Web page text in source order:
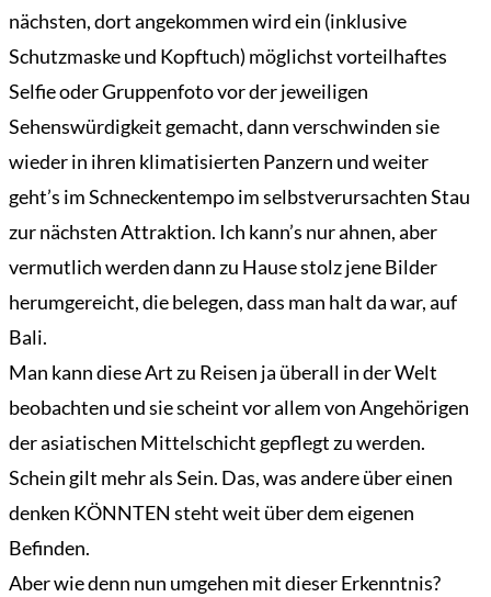
nächsten, dort angekommen wird ein (inklusive
Schutzmaske und Kopftuch) möglichst vorteilhaftes
Selfie oder Gruppenfoto vor der jeweiligen
Sehenswürdigkeit gemacht, dann verschwinden sie
wieder in ihren klimatisierten Panzern und weiter
geht’s im Schneckentempo im selbstverursachten Stau
zur nächsten Attraktion. Ich kann’s nur ahnen, aber
vermutlich werden dann zu Hause stolz jene Bilder
herumgereicht, die belegen, dass man halt da war, auf
Bali.
Man kann diese Art zu Reisen ja überall in der Welt
beobachten und sie scheint vor allem von Angehörigen
der asiatischen Mittelschicht gepflegt zu werden.
Schein gilt mehr als Sein. Das, was andere über einen
denken KÖNNTEN steht weit über dem eigenen
Befinden.
Aber wie denn nun umgehen mit dieser Erkenntnis?